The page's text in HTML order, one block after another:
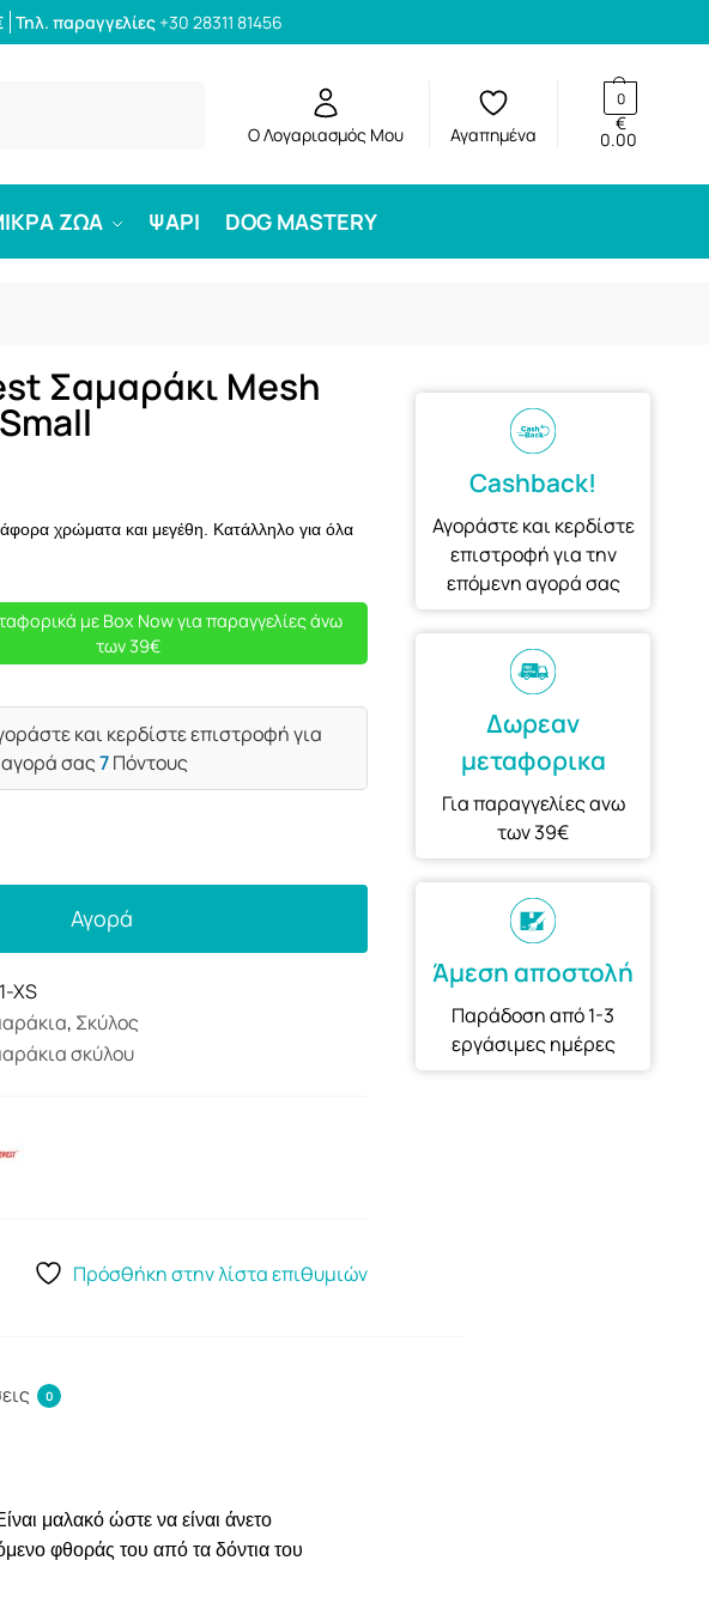
Τηλ. παραγγελίες +30 28311 81456
Ο Λογαριασμός Μου Αγαπημένα 0.00
€
0
ΖΩΑ ΨΑΡΙ DOG MASTERY
Σαμαράκι Mesh
χρώματα και μεγέθη. Κατάλληλο για όλα
με Box Now για παραγγελίες άνω
των 39€
και κερδίστε επιστροφή για
αγορά σας7Πόντους
Αγορά
XS
, Σκύλος
σκύλου
Πρόσθήκη στην λίστα επιθυμιών
Cashback!
Αγοράστε και κερδίστε
επιστροφή για την
επόμενη αγορά σας
Δωρεαν
μεταφορικα
Για παραγγελίες ανω
των 39€
Άμεση αποστολή
Παράδοση από 1-3
εργάσιμες ημέρες
0
μαλακό ώστε να είναι άνετο
φθοράς του από τα δόντια του